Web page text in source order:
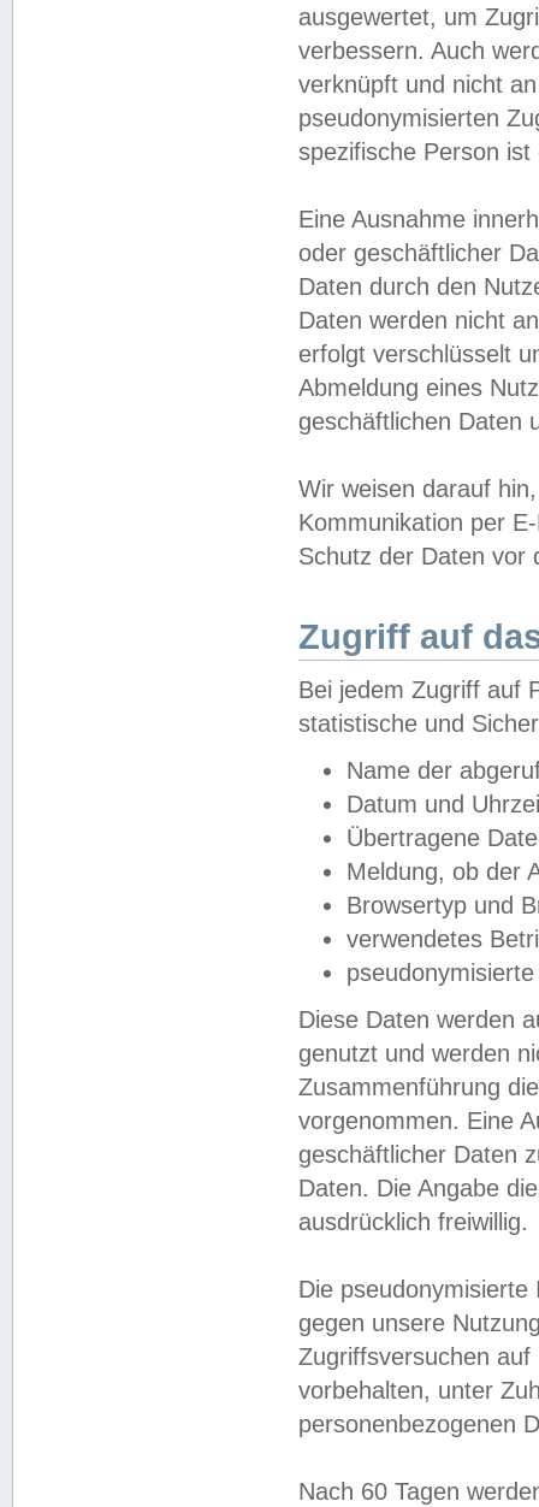
ausgewertet, um
verbessern. Auch
verknüpft und nicht
pseudonymisierten
spezifische Person
Eine Ausnahme
oder geschäftlicher
Daten durch den
Daten werden nicht
erfolgt verschlüsselt
Abmeldung eines
geschäftlichen Daten
Wir weisen darauf
Kommunikation per
Schutz der Daten vor
Zugriff auf
Bei jedem Zugriff auf
statistische und
Name der
Datum und
Übertragene
Meldung, ob der
Browsertyp und
verwendetes
Diese Daten werden
genutzt und werden
Zusammenführung
vorgenommen. Eine
geschäftlicher Daten
Daten. Die Angabe
ausdrücklich freiwillig.
Die
gegen unsere
Zugriffsversuchen
vorbehalten, unter
personenbezogenen
Nach 60 Tagen